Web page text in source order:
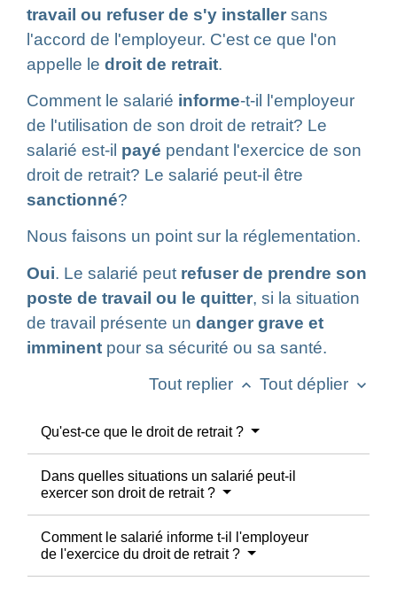
travail ou refuser de s'y installer sans
l'accord de l'employeur. C'est ce que l'on
appelle le droit de retrait.
Comment le salarié informe-t-il l'employeur
de l'utilisation de son droit de retrait? Le
salarié est-il payé pendant l'exercice de son
droit de retrait? Le salarié peut-il être
sanctionné?
Nous faisons un point sur la réglementation.
Oui. Le salarié peut refuser de prendre son
poste de travail ou le quitter, si la situation
de travail présente un danger grave et
imminent pour sa sécurité ou sa santé.
Tout replier keyboard_arrow_up Tout déplier keyboard_arrow_down
Qu'est-ce que le droit de retrait ?
Dans quelles situations un salarié peut-il
exercer son droit de retrait ?
Comment le salarié informe t-il l'employeur
de l'exercice du droit de retrait ?